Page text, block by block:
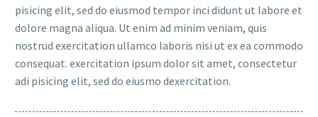
pisicing elit, sed do eiusmod tempor inci didunt ut labore et
dolore magna aliqua. Ut enim ad minim veniam, quis
nostrud exercitation ullamco laboris nisi ut ex ea commodo
consequat. exercitation ipsum dolor sit amet, consectetur
adi pisicing elit, sed do eiusmo dexercitation.